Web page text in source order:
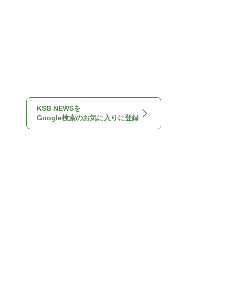
KSB NEWSを
Google検索のお気に入りに登録